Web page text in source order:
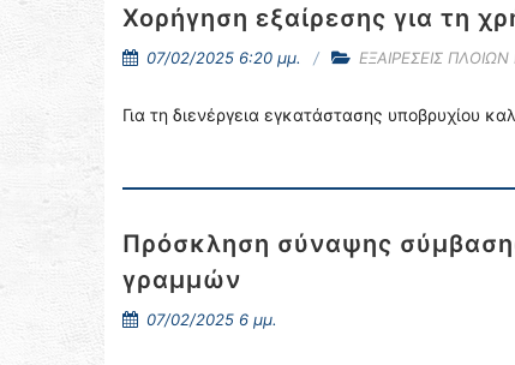
Χορήγηση εξαίρεσης για τη
07/02/2025 6:20 μμ. ΕΞΑΙΡΕΣΕΙΣ
Για τη διενέργεια εγκατάστασης υποβρυχίου
Πρόσκληση σύναψης
γραμμών
07/02/2025 6 μμ.